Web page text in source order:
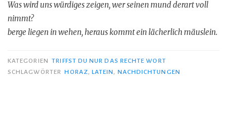
Was wird uns würdiges zeigen, wer seinen mund derart voll
nimmt?
berge liegen in wehen, heraus kommt ein lächerlich mäuslein.
KATEGORIEN TRIFFST DU NUR DAS RECHTE WORT
SCHLAGWÖRTER HORAZ, LATEIN, NACHDICHTUNGEN